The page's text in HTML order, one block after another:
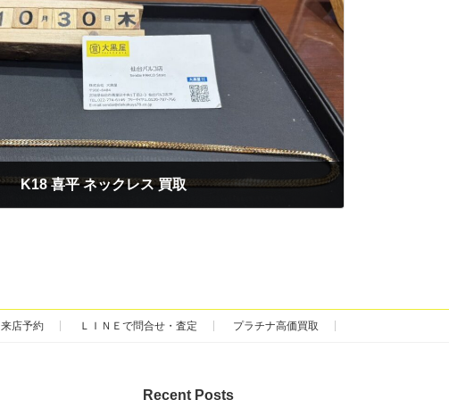
K18 喜平 ネックレス 買取
来店予約 ＬＩＮＥで問合せ・査定 プラチナ高価買取
Recent Posts